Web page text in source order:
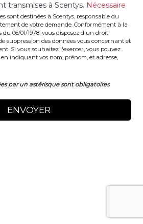
transmises à Scentys. Nécessaire
sont destinées à Scentys, responsable du
de votre demande. Conformément à la
06/01/1978, vous disposez d'un droit
suppression des données vous concernant et
Si vous souhaitez l'exercer, vous pouvez
indiquant vos nom, prénom, et adresse,
par un astérisque sont obligatoires
ENVOYER